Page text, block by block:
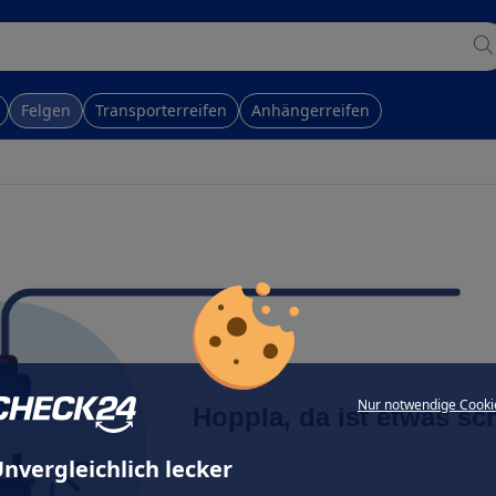
Nur notwendige
lecker
Felgen Transporterreifen Anhängerreifen
Hoppla, da ist etwas